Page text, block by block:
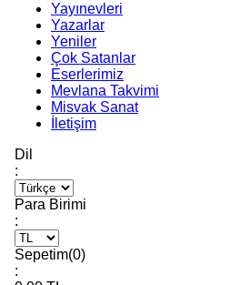
Yayınevleri
Yazarlar
Yeniler
Çok Satanlar
Eserlerimiz
Mevlana Takvimi
Misvak Sanat
İletişim
Dil
:
Para Birimi
:
Sepetim(0)
: